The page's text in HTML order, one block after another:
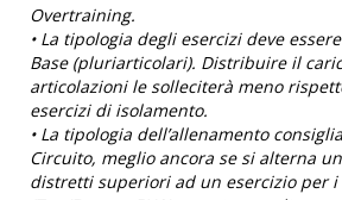
Overtraining.
• La tipologia degli esercizi deve
Base (pluriarticolari). Distribuire il
articolazioni le solleciterà meno
esercizi di isolamento.
• La tipologia dell’allenamento
Circuito, meglio ancora se si alterna
distretti superiori ad un esercizio per